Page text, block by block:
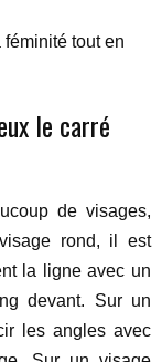
tout en
le carré
de visages,
rond, il est
la ligne avec un
devant. Sur un
les angles avec